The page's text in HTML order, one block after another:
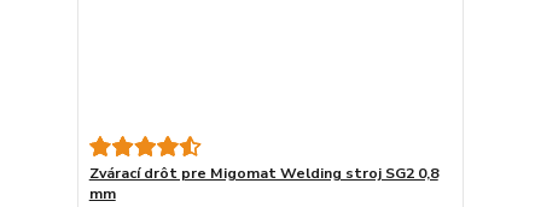
Zvárací drôt pre Migomat Welding stroj SG2 0,8
mm